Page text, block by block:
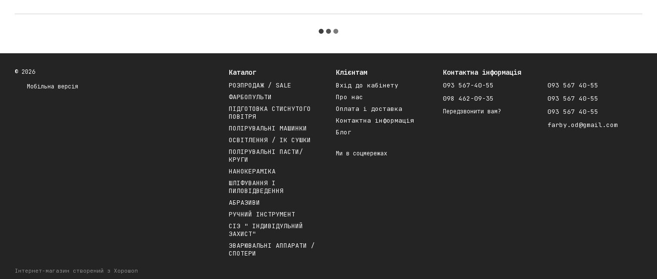
© 2026
Мобільна версія
Інтернет-магазин створений з Хорошоп
Каталог
РОЗПРОДАЖ / SALE
ФАРБОПУЛЬТИ
ПІДГОТОВКА СТИСНУТОГО
ПОВІТРЯ
ПОЛІРУВАЛЬНІ МАШИНКИ
ОСВІТЛЕННЯ / ІК СУШКИ
ПОЛІРУВАЛЬНІ ПАСТИ/
КРУГИ
НАНОКЕРАМІКА
ШЛІФУВАННЯ І
ПИЛОВІДВЕДЕННЯ
АБРАЗИВИ
РУЧНИЙ ІНСТРУМЕНТ
СІЗ " ІНДИВІДУЛЬНИЙ
ЗАХИСТ"
ЗВАРЮВАЛЬНІ АППАРАТИ /
СПОТЕРИ
Клієнтам
Вхід до кабінету
Про нас
Оплата і доставка
Контактна інформація
Блог
Ми в соцмережах
Контактна інформація
093 567-40-55
098 462-09-35
Передзвонити вам?
093 567 40-55
093 567 40-55
093 567 40-55
farby.od@gmail.com